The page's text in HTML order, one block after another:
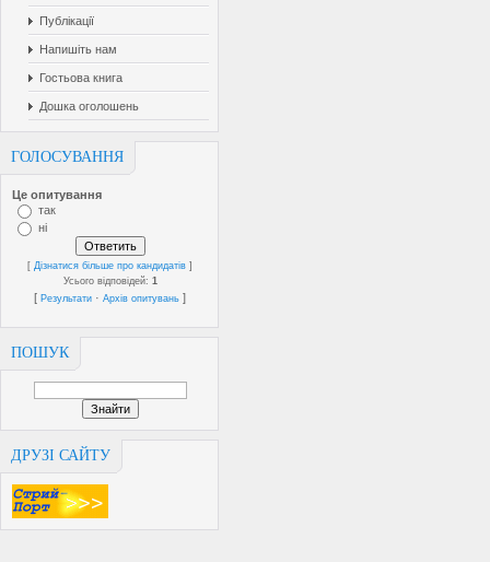
Публікації
Напишіть нам
Гостьова книга
Дошка оголошень
ГОЛОСУВАННЯ
Це опитування
так
ні
[Дізнатися більше про кандидатів ]
Усього відповідей: 1
[Результати ·Архів опитувань ]
ПОШУК
ДРУЗІ САЙТУ